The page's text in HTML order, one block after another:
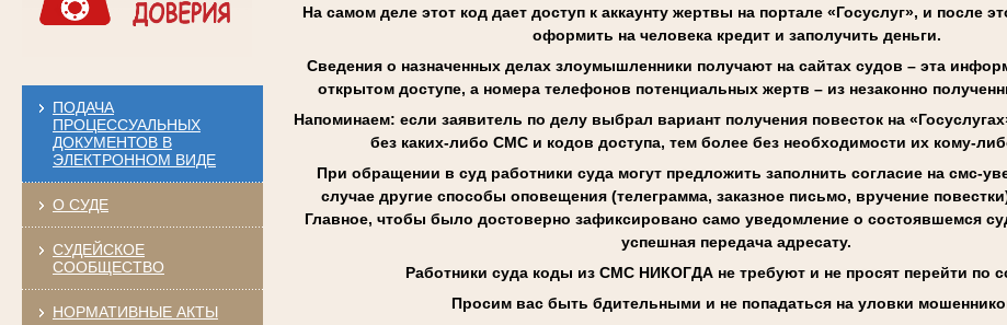
ПОДАЧА
ПРОЦЕССУАЛЬНЫХ
ДОКУМЕНТОВ В
ЭЛЕКТРОННОМ ВИДЕ
О СУДЕ
СУДЕЙСКОЕ
СООБЩЕСТВО
НОРМАТИВНЫЕ АКТЫ
На самом деле этот код дает доступ к аккаунту жертвы на портале «Госуслуг», и после
оформить на человека кредит и заполучить деньги.
Сведения о назначенных делах злоумышленники получают на сайтах судов – эта
открытом доступе, а номера телефонов потенциальных жертв – из незаконно
Напоминаем: если заявитель по делу выбрал вариант получения повесток на
без каких-либо СМС и кодов доступа, тем более без необходимости их кому-
При обращении в суд работники суда могут предложить заполнить согласие на смс-
случае другие способы оповещения (телеграмма, заказное письмо, вручение
Главное, чтобы было достоверно зафиксировано само уведомление о состоявшемся
успешная передача адресату.
Работники суда коды из СМС НИКОГДА не требуют и не просят перейти по
Просим вас быть бдительными и не попадаться на уловки